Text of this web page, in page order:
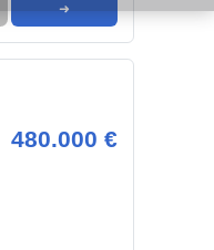
➜
480.000 €